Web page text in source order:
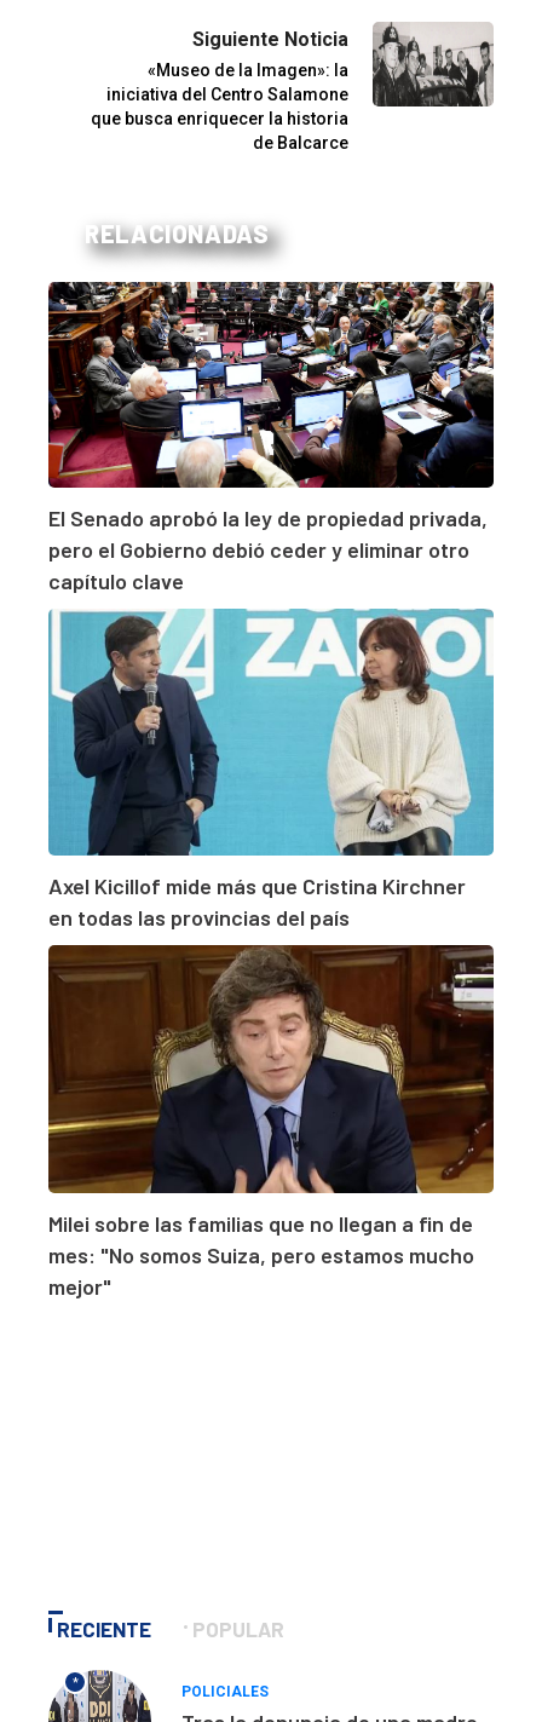
Siguiente Noticia
«Museo de la Imagen»: la
iniciativa del Centro Salamone
que busca enriquecer la historia
de Balcarce
RELACIONADAS
El Senado aprobó la ley de propiedad privada,
pero el Gobierno debió ceder y eliminar otro
capítulo clave
Axel Kicillof mide más que Cristina Kirchner
en todas las provincias del país
Milei sobre las familias que no llegan a fin de
mes: "No somos Suiza, pero estamos mucho
mejor"
RECIENTE POPULAR
*
POLICIALES